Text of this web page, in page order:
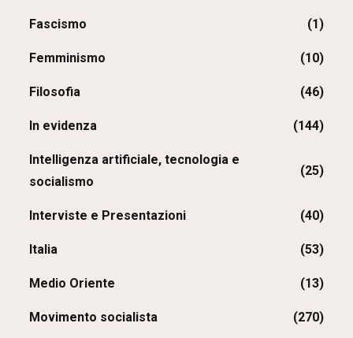
Fascismo (1)
Femminismo (10)
Filosofia (46)
In evidenza (144)
Intelligenza artificiale, tecnologia e
socialismo
(25)
Interviste e Presentazioni (40)
Italia (53)
Medio Oriente (13)
Movimento socialista (270)